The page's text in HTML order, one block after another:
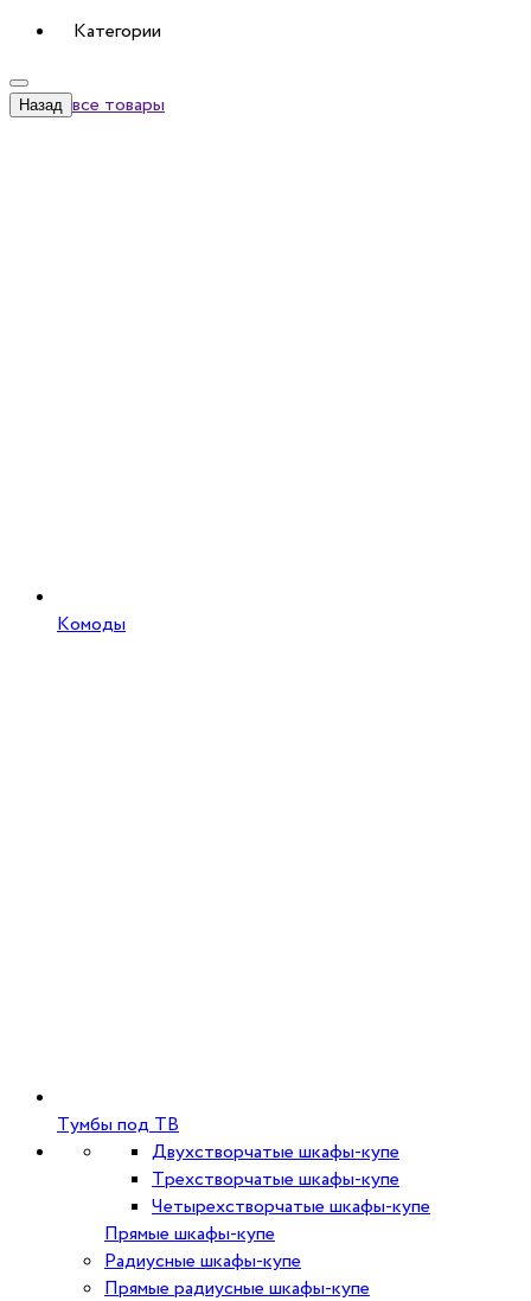
Категории
Назад все товары
Комоды
Тумбы под ТВ
Двухстворчатые шкафы-купе
Трехстворчатые шкафы-купе
Четырехстворчатые шкафы-купе
Прямые шкафы-купе
Радиусные шкафы-купе
Прямые радиусные шкафы-купе